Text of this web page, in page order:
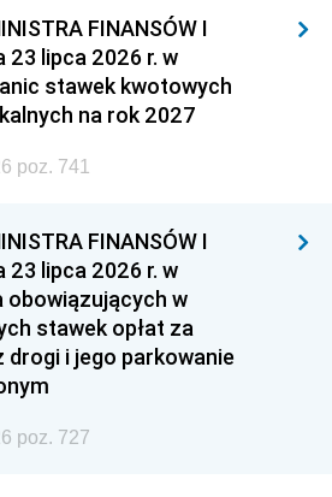
FINANSÓW I
23 lipca 2026 r. w
stawek kwotowych
na rok 2027
poz. 741
FINANSÓW I
23 lipca 2026 r. w
obowiązujących w
stawek opłat za
drogi i jego parkowanie
poz. 727